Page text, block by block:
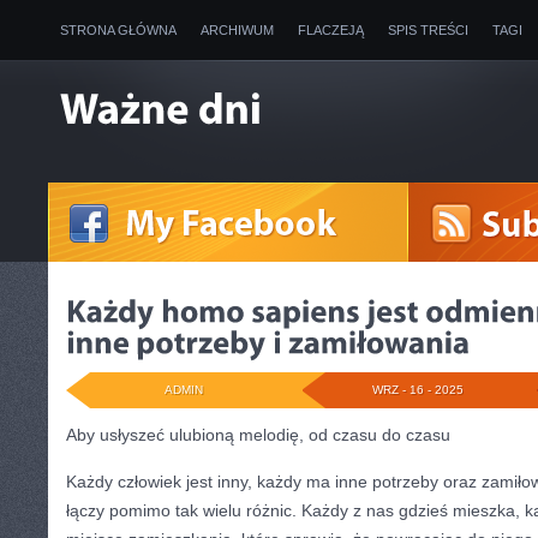
STRONA GŁÓWNA ARCHIWUM FLACZEJĄ SPIS TREŚCI TAGI
WRZ - 16 - 2025
ADMIN
Aby usłyszeć ulubioną melodię, od czasu do czasu
Każdy człowiek jest inny, każdy ma inne potrzeby oraz
łączy pomimo tak wielu różnic. Każdy z nas gdzieś mieszka,